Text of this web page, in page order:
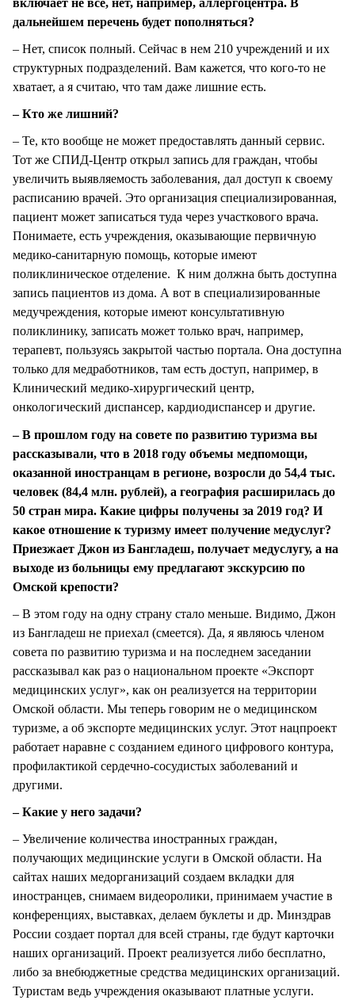
включает не все, нет, например, аллергоцентра. В
дальнейшем перечень будет пополняться?
– Нет, список полный. Сейчас в нем 210 учреждений и их
структурных подразделений. Вам кажется, что кого-то не
хватает, а я считаю, что там даже лишние есть.
– Кто же лишний?
– Те, кто вообще не может предоставлять данный сервис.
Тот же СПИД-Центр открыл запись для граждан, чтобы
увеличить выявляемость заболевания, дал доступ к своему
расписанию врачей. Это организация специализированная,
пациент может записаться туда через участкового врача.
Понимаете, есть учреждения, оказывающие первичную
медико-санитарную помощь, которые имеют
поликлиническое отделение. К ним должна быть доступна
запись пациентов из дома. А вот в специализированные
медучреждения, которые имеют консультативную
поликлинику, записать может только врач, например,
терапевт, пользуясь закрытой частью портала. Она доступна
только для медработников, там есть доступ, например, в
Клинический медико-хирургический центр,
онкологический диспансер, кардиодиспансер и другие.
– В прошлом году на совете по развитию туризма вы
рассказывали, что в 2018 году объемы медпомощи,
оказанной иностранцам в регионе, возросли до 54,4 тыс.
человек (84,4 млн. рублей), а география расширилась до
50 стран мира. Какие цифры получены за 2019 год? И
какое отношение к туризму имеет получение медуслуг?
Приезжает Джон из Бангладеш, получает медуслугу, а на
выходе из больницы ему предлагают экскурсию по
Омской крепости?
– В этом году на одну страну стало меньше. Видимо, Джон
из Бангладеш не приехал (смеется). Да, я являюсь членом
совета по развитию туризма и на последнем заседании
рассказывал как раз о национальном проекте «Экспорт
медицинских услуг», как он реализуется на территории
Омской области. Мы теперь говорим не о медицинском
туризме, а об экспорте медицинских услуг. Этот нацпроект
работает наравне с созданием единого цифрового контура,
профилактикой сердечно-сосудистых заболеваний и
другими.
– Какие у него задачи?
– Увеличение количества иностранных граждан,
получающих медицинские услуги в Омской области. На
сайтах наших медорганизаций создаем вкладки для
иностранцев, снимаем видеоролики, принимаем участие в
конференциях, выставках, делаем буклеты и др. Минздрав
России создает портал для всей страны, где будут карточки
наших организаций. Проект реализуется либо бесплатно,
либо за внебюджетные средства медицинских организаций.
Туристам ведь учреждения оказывают платные услуги.